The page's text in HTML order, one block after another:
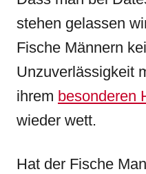
stehen gelassen
Fische Männern
Unzuverlässigkeit
ihrem besonderen
wieder wett.
Hat der Fische